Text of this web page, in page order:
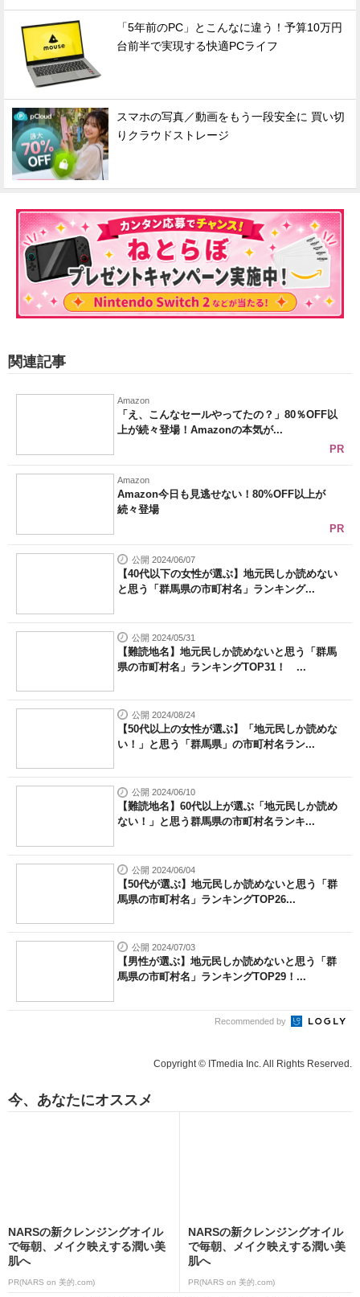
「5年前のPC」とこんなに違う！予算10万円
台前半で実現する快適PCライフ
スマホの写真／動画をもう一段安全に 買い切
りクラウドストレージ
関連記事
Amazon
「え、こんなセールやってたの？」80％OFF以
上が続々登場！Amazonの本気が...
PR
Amazon
Amazon今日も見逃せない！80%OFF以上が
続々登場
PR
公開 2024/06/07
【40代以下の女性が選ぶ】地元民しか読めない
と思う「群馬県の市町村名」ランキング...
公開 2024/05/31
【難読地名】地元民しか読めないと思う「群馬
県の市町村名」ランキングTOP31！ ...
公開 2024/08/24
【50代以上の女性が選ぶ】「地元民しか読めな
い！」と思う「群馬県」の市町村名ラン...
公開 2024/06/10
【難読地名】60代以上が選ぶ「地元民しか読め
ない！」と思う群馬県の市町村名ランキ...
公開 2024/06/04
【50代が選ぶ】地元民しか読めないと思う「群
馬県の市町村名」ランキングTOP26...
公開 2024/07/03
【男性が選ぶ】地元民しか読めないと思う「群
馬県の市町村名」ランキングTOP29！...
Recommended by
Copyright © ITmedia Inc. All Rights Reserved.
今、あなたにオススメ
NARSの新クレンジングオイル
で毎朝、メイク映えする潤い美
肌へ
PR(NARS on 美的.com)
NARSの新クレンジングオイル
で毎朝、メイク映えする潤い美
肌へ
PR(NARS on 美的.com)